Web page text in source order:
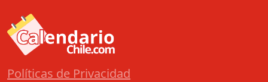
Políticas de Privacidad